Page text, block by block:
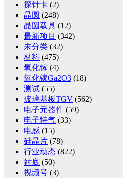
探针卡 (2)
晶圆 (248)
晶圆载具 (12)
最新项目 (342)
未分类 (32)
材料 (475)
氧化镓 (4)
氧化镓Ga2O3 (18)
测试 (55)
玻璃基板TGV (562)
电子元器件 (59)
电子特气 (33)
电感 (15)
硅晶片 (78)
行业动态 (822)
衬底 (50)
视频号 (3)